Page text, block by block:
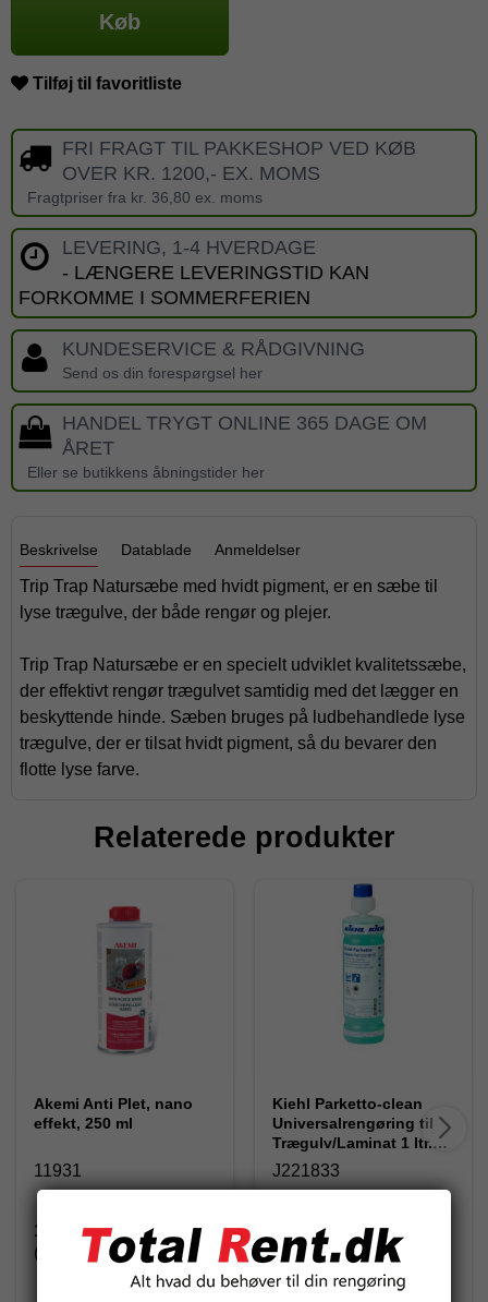
Køb
Tilføj til favoritliste
FRI FRAGT TIL PAKKESHOP VED KØB
OVER KR. 1200,- EX. MOMS
Fragtpriser fra kr. 36,80 ex. moms
LEVERING, 1-4 HVERDAGE
- LÆNGERE LEVERINGSTID KAN
FORKOMME I SOMMERFERIEN
KUNDESERVICE & RÅDGIVNING
Send os din forespørgsel her
HANDEL TRYGT ONLINE 365 DAGE OM
ÅRET
Eller se butikkens åbningstider her
Beskrivelse Datablade Anmeldelser
Trip Trap Natursæbe med hvidt pigment, er en sæbe til
lyse trægulve, der både rengør og plejer.
Trip Trap Natursæbe er en specielt udviklet kvalitetssæbe,
der effektivt rengør trægulvet samtidig med det lægger en
beskyttende hinde. Sæben bruges på ludbehandlede lyse
trægulve, der er tilsat hvidt pigment, så du bevarer den
flotte lyse farve.
Relaterede produkter
Akemi Anti Plet, nano
effekt, 250 ml
11931
165,00 DKK
(inkl. moms)
Kiehl Parketto-clean
Universalrengøring til
Trægulv/Laminat 1 ltr.
[J221802]
J221833
86,25 DKK
(inkl. moms)